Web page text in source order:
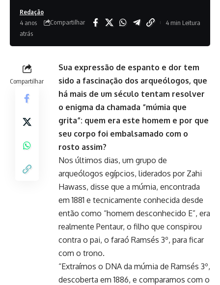
Redação
4 anos
atrás
Compartilhar 4 min Leitura
Compartilhar
Sua expressão de espanto e dor tem
sido a fascinação dos arqueólogos, que
há mais de um século tentam resolver
o enigma da chamada “múmia que
grita”: quem era este homem e por que
seu corpo foi embalsamado com o
rosto assim?
Nos últimos dias, um grupo de
arqueólogos egípcios, liderados por Zahi
Hawass, disse que a múmia, encontrada
em 1881 e tecnicamente conhecida desde
então como “homem desconhecido E”, era
realmente Pentaur, o filho que conspirou
contra o pai, o faraó Ramsés 3º, para ficar
com o trono.
“Extraímos o DNA da múmia de Ramsés 3º,
descoberta em 1886, e comparamos com o